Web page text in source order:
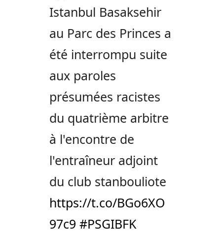
Istanbul Basaksehir
au Parc des Princes a
été interrompu suite
aux paroles
présumées racistes
du quatrième arbitre
à l'encontre de
l'entraîneur adjoint
du club stanbouliote
https://t.co/BGo6XO
97c9 #PSGIBFK